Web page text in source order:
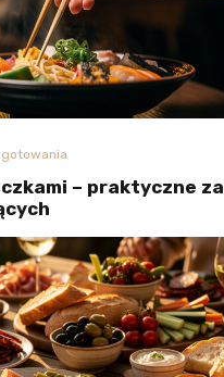
– praktyczne